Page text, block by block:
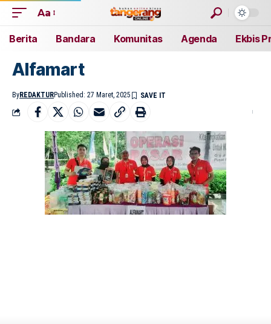
Aa
Berita Bandara Komunitas Agenda Ekbis
Alfamart
ByREDAKTURPublished: 27 Maret, 2025